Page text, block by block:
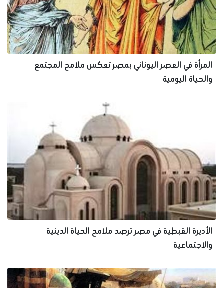
المرأة في العصر اليوناني بمصر تعكس ملامح المجتمع
والحياة اليومية
الأديرة القبطية في مصر ترصد ملامح الحياة الدينية
والاجتماعية